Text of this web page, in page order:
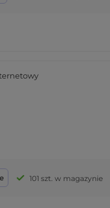
101 szt. w magazynie